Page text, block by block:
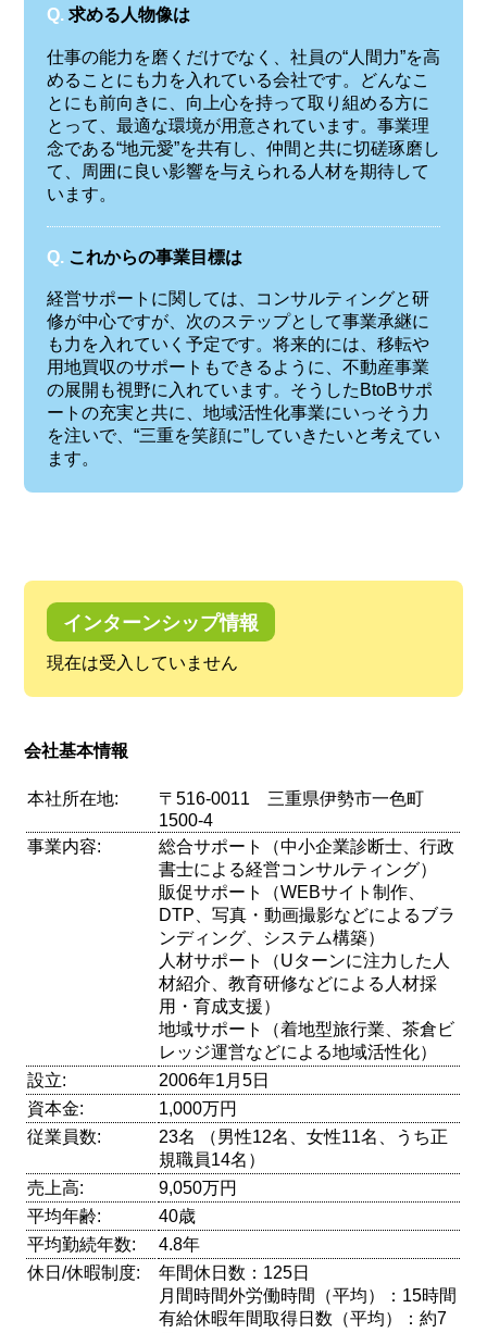
Q. 求める人物像は
仕事の能力を磨くだけでなく、社員の“人間力”を高
めることにも力を入れている会社です。どんなこ
とにも前向きに、向上心を持って取り組める方に
とって、最適な環境が用意されています。事業理
念である“地元愛”を共有し、仲間と共に切磋琢磨し
て、周囲に良い影響を与えられる人材を期待して
います。
Q. これからの事業目標は
経営サポートに関しては、コンサルティングと研
修が中心ですが、次のステップとして事業承継に
も力を入れていく予定です。将来的には、移転や
用地買収のサポートもできるように、不動産事業
の展開も視野に入れています。そうしたBtoBサポ
ートの充実と共に、地域活性化事業にいっそう力
を注いで、“三重を笑顔に”していきたいと考えてい
ます。
インターンシップ情報
現在は受入していません
会社基本情報
本社所在地:
〒516-0011 三重県伊勢市一色町
1500-4
事業内容:
総合サポート（中小企業診断士、行政
書士による経営コンサルティング）
販促サポート（WEBサイト制作、
DTP、写真・動画撮影などによるブラ
ンディング、システム構築）
人材サポート（Uターンに注力した人
材紹介、教育研修などによる人材採
用・育成支援）
地域サポート（着地型旅行業、茶倉ビ
レッジ運営などによる地域活性化）
設立:
2006年1月5日
資本金:
1,000万円
従業員数:
23名 （男性12名、女性11名、うち正
規職員14名）
売上高:
9,050万円
平均年齢:
40歳
平均勤続年数:
4.8年
休日/休暇制度:
年間休日数：125日
月間時間外労働時間（平均）：15時間
有給休暇年間取得日数（平均）：約7